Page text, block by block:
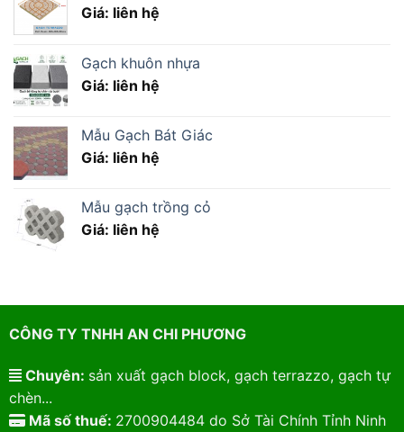
Giá: liên hệ
Gạch khuôn nhựa
Giá: liên hệ
Mẫu Gạch Bát Giác
Giá: liên hệ
Mẫu gạch trồng cỏ
Giá: liên hệ
CÔNG TY TNHH AN CHI PHƯƠNG
Chuyên: sản xuất gạch block, gạch terrazzo, gạch tự
chèn...
Mã số thuế: 2700904484 do Sở Tài Chính Tỉnh Ninh